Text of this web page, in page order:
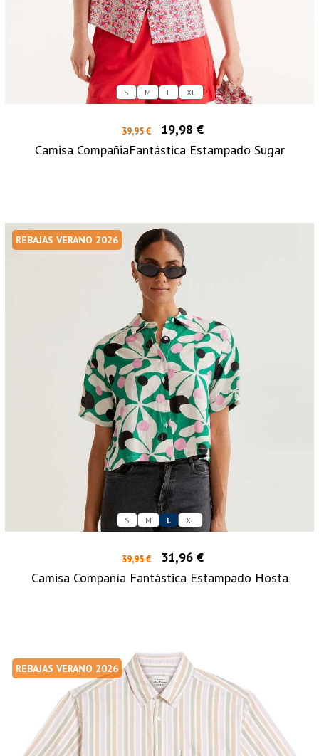
S M L XL
39,95 €
19,98 €
Camisa CompañiaFantástica Estampado Sugar
REBAJAS VERANO 2026
S M L XL
39,95 €
31,96 €
Camisa Compañía Fantástica Estampado Hosta
REBAJAS VERANO 2026